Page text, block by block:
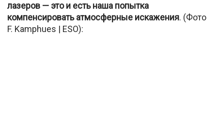
лазеров — это и есть наша попытка
компенсировать атмосферные искажения. (Фото
F. Kamphues | ESO):